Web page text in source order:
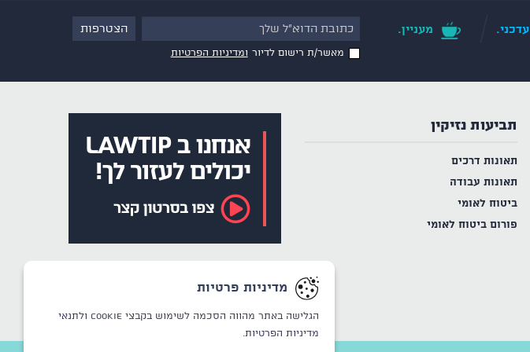
עדכני. מעניין.
מאשר/ת רישום לדיור ומדיניות הפרטיות
תביעות נזיקין
תאונות דרכים
תאונות עבודה
ביטוח לאומי
פורום ביטוח לאומי
מדיניות פרטיות
הגלישה באתר מהווה הסכמה לשימוש בקבצי Cookie
ולתנאי
מדיניות הפרטיות.